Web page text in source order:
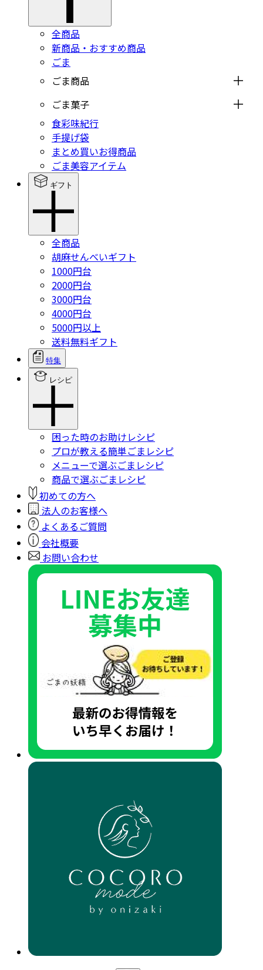
全商品
新商品・おすすめ商品
ごま
ごま商品
ごま菓子
食彩味紀行
手提げ袋
まとめ買いお得商品
ごま美容アイテム
ギフト
全商品
胡麻せんべいギフト
1000円台
2000円台
3000円台
4000円台
5000円以上
送料無料ギフト
特集
レシピ
困った時のお助けレシピ
プロが教える簡単ごまレシピ
メニューで選ぶごまレシピ
商品で選ぶごまレシピ
初めての方へ
法人のお客様へ
よくあるご質問
会社概要
お問い合わせ